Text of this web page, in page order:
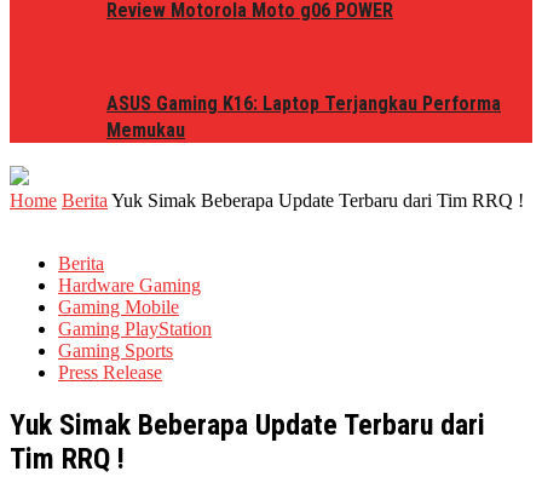
Review Motorola Moto g06 POWER
ASUS Gaming K16: Laptop Terjangkau Performa
Memukau
Home Berita Yuk Simak Beberapa Update Terbaru dari Tim RRQ !
Berita
Hardware Gaming
Gaming Mobile
Gaming PlayStation
Gaming Sports
Press Release
Yuk Simak Beberapa Update Terbaru dari
Tim RRQ !